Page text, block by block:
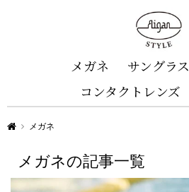
メガネ サングラス
コンタクトレンズ
Aigan STYLE（メガネ・めがね）
メガネ
メガネの記事一覧